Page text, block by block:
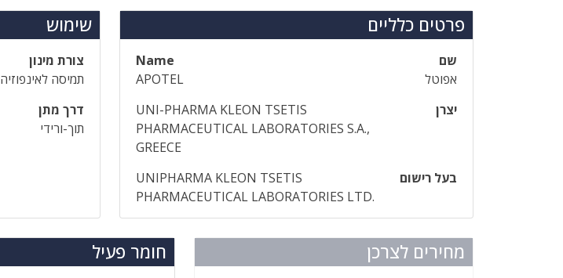
פרטים כלליים
שם
Name
אפוטל
APOTEL
יצרן
UNI-PHARMA KLEON TSETIS
PHARMACEUTICAL LABORATORIES S.A.,
GREECE
בעל רישום
UNIPHARMA KLEON TSETIS
PHARMACEUTICAL LABORATORIES LTD.
שימוש
צורת מינון
תמיסה לאינפוזיה
דרך מתן
תוך-ורידי
מחירים לצרכן חומר פעיל